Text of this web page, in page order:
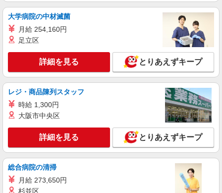
大学病院の中材滅菌
月給 254,160円
足立区
詳細を見る とりあえずキープ
レジ・商品陳列スタッフ
時給 1,300円
大阪市中央区
詳細を見る とりあえずキープ
総合病院の清掃
月給 273,650円
杉並区